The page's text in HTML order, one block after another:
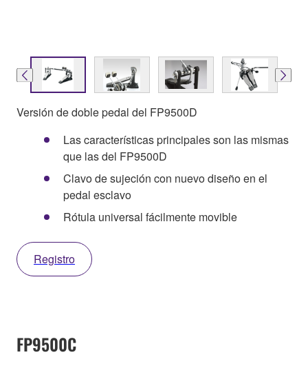
Versión de doble pedal del FP9500D
Las características principales son las mismas
que las del FP9500D
Clavo de sujeción con nuevo diseño en el
pedal esclavo
Rótula universal fácilmente movible
Registro
FP9500C